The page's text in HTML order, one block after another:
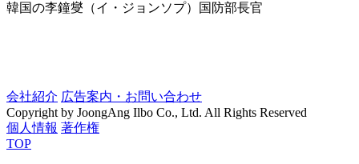
韓国の李鐘燮（イ・ジョンソプ）国防部長官
会社紹介 広告案内・お問い合わせ
Copyright by JoongAng Ilbo Co., Ltd. All Rights Reserved
個人情報 著作権
TOP